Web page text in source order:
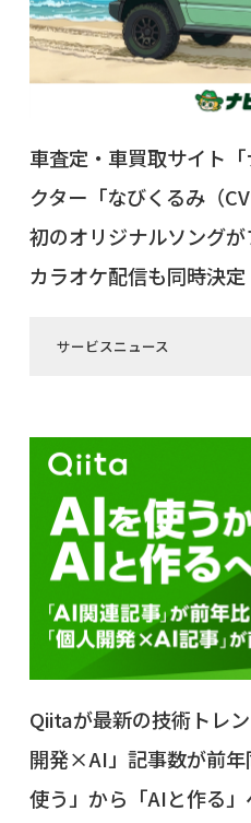
車査定・車買取サイト
クター「なびくるみ（
初のオリジナルソング
カラオケ配信も同時決定
サービスニュース
Qiitaが最新の技術トレ
開発×AI」記事数が前年
使う」から「AIと作る